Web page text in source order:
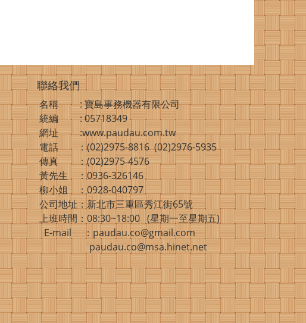
聯絡我們
名稱 : 寶島事務機器有限公司
統編 : 05718349
網址 :www.paudau.com.tw
電話 ：(02)2975-8816 (02)2976-5935
傳真 ：(02)2975-4576
黃先生 ：0936-326146
柳小姐 ：0928-040797
公司地址：新北市三重區秀江街65號
上班時間：08:30~18:00 (星期一至星期五)
E-mail ：paudau.co@gmail.com
paudau.co@msa.hinet.net